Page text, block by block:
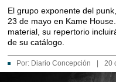
El grupo exponente del
23 de mayo en Kame
material, su repertorio
de su catálogo.
Por: Diario Concepción 20